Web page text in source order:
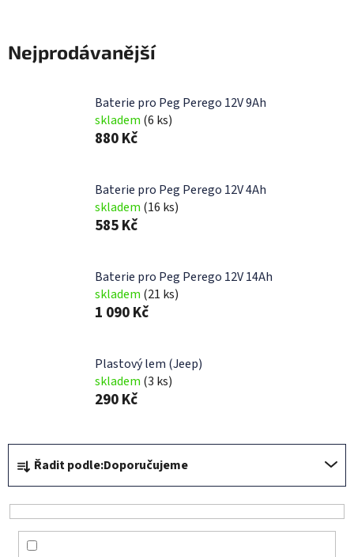
Nejprodávanější
Baterie pro Peg Perego 12V 9Ah
skladem (6 ks)
880 Kč
Baterie pro Peg Perego 12V 4Ah
skladem (16 ks)
585 Kč
Baterie pro Peg Perego 12V 14Ah
skladem (21 ks)
1 090 Kč
Plastový lem (Jeep)
skladem (3 ks)
290 Kč
Ř
a
z
e
Řadit podle:Doporučujeme